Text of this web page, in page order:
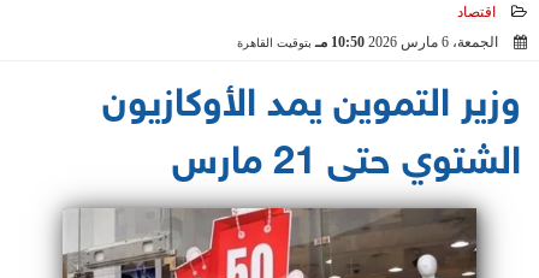
اقتصاد
الجمعة، 6 مارس 2026
10:50 مـ بتوقيت القاهرة
وزير التموين يمد الأوكازيون
الشتوي حتى 21 مارس